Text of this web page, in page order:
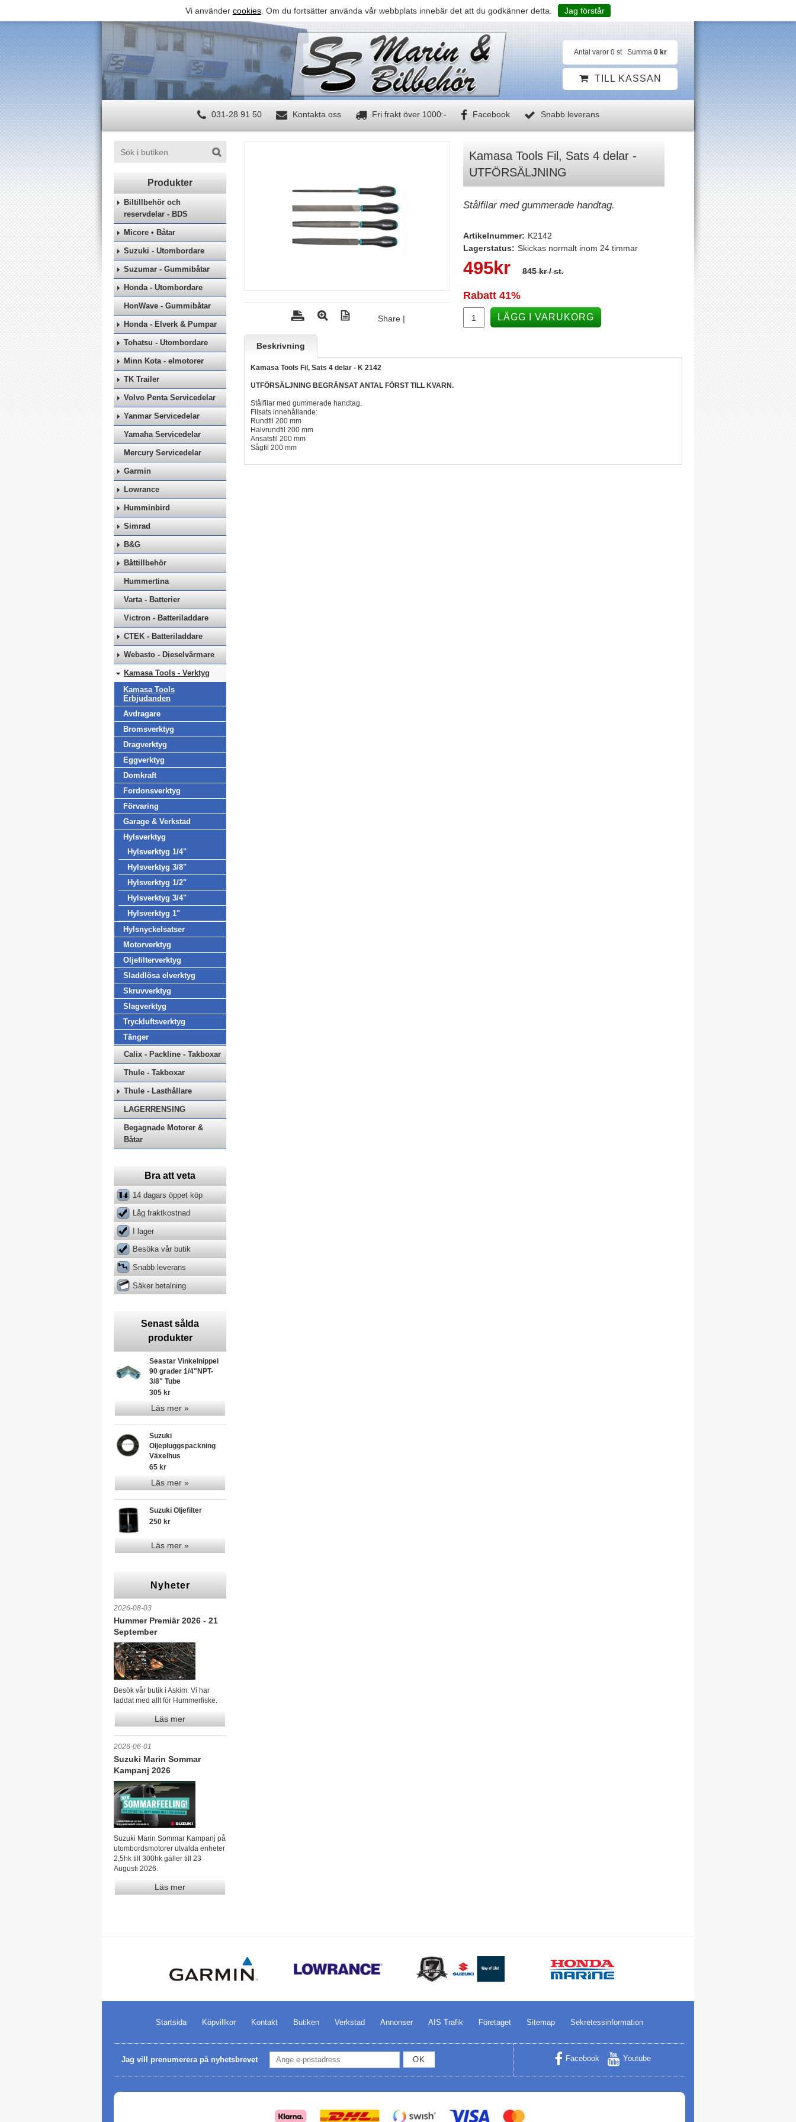
Vi använder cookies. Om du fortsätter använda vår webbplats innebär det att du godkänner detta. Jag förstår
Antal varor 0 st Summa 0 kr
TILL KASSAN
031-28 91 50 Kontakta oss Fri frakt över 1000:- Facebook Snabb leverans
Biltillbehör och
reservdelar - BDS
Micore • Båtar
Suzuki - Utombordare
Suzumar - Gummibåtar
Honda - Utombordare
HonWave - Gummibåtar
Honda - Elverk & Pumpar
Tohatsu - Utombordare
Minn Kota - elmotorer
TK Trailer
Volvo Penta Servicedelar
Yanmar Servicedelar
Yamaha Servicedelar
Mercury Servicedelar
Garmin
Lowrance
Humminbird
Simrad
B&G
Båttillbehör
Hummertina
Varta - Batterier
Victron - Batteriladdare
CTEK - Batteriladdare
Webasto - Dieselvärmare
Kamasa Tools - Verktyg
Kamasa Tools
Erbjudanden
Avdragare
Bromsverktyg
Dragverktyg
Eggverktyg
Domkraft
Fordonsverktyg
Förvaring
Garage & Verkstad
Hylsverktyg
Hylsverktyg 1/4"
Hylsverktyg 3/8"
Hylsverktyg 1/2"
Hylsverktyg 3/4"
Hylsverktyg 1"
Hylsnyckelsatser
Motorverktyg
Oljefilterverktyg
Sladdlösa elverktyg
Skruvverktyg
Slagverktyg
Tryckluftsverktyg
Tänger
Calix - Packline - Takboxar
Thule - Takboxar
Thule - Lasthållare
LAGERRENSING
Begagnade Motorer &
Båtar
Bra att veta
14 dagars öppet köp
Låg fraktkostnad
I lager
Besöka vår butik
Snabb leverans
Säker betalning
Share |
Kamasa Tools Fil, Sats 4 delar -
UTFÖRSÄLJNING
Stålfilar med gummerade handtag.
Artikelnummer: K2142
Lagerstatus: Skickas normalt inom 24 timmar
495kr 845 kr/ st.
Rabatt 41%
LÄGG I VARUKORG
Beskrivning
Kamasa Tools Fil, Sats 4 delar - K 2142
UTFÖRSÄLJNING BEGRÄNSAT ANTAL FÖRST TILL KVARN.
Stålfilar med gummerade handtag.
Filsats innehållande:
Rundfil 200 mm
Halvrundfil 200 mm
Ansatsfil 200 mm
Sågfil 200 mm
Senast sålda
produkter
Seastar Vinkelnippel
90 grader 1/4"NPT-
3/8" Tube
305 kr
Läs mer »
Suzuki
Oljepluggspackning
Växelhus
65 kr
Läs mer »
Suzuki Oljefilter
250 kr
Läs mer »
Nyheter
2026-08-03
Hummer Premiär 2026 - 21
September
Besök vår butik i Askim. Vi har
laddat med allt för Hummerfiske.
Läs mer
2026-06-01
Suzuki Marin Sommar
Kampanj 2026
Suzuki Marin Sommar Kampanj på
utombordsmotorer utvalda enheter
2,5hk till 300hk gäller till 23
Augusti 2026.
Läs mer
Startsida Köpvillkor Kontakt Butiken Verkstad Annonser AIS Trafik Företaget Sitemap Sekretessinformation
Jag vill prenumerera på nyhetsbrevet OK Facebook Youtube